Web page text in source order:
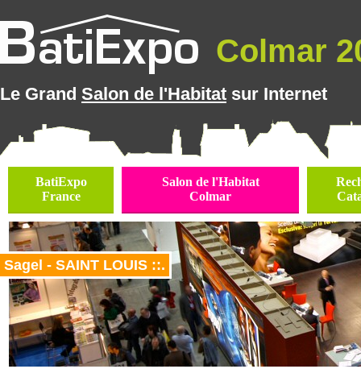
Colmar
Le Grand Salon de l'Habitat sur Internet
BatiExpo
France
Salon de l'Habitat
Colmar
Sagel - SAINT LOUIS ::.